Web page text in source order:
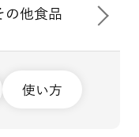
の他食品
使い方